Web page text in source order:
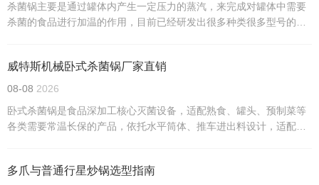
杀菌锅主要是通过罐体内产生一定压力的蒸汽，来完成对罐体中需要
杀菌的食品进行加温的作用，目前已经研发出很多种类很多型号的设
威特斯机械卧式杀菌锅厂家直销
08-08 2026
卧式杀菌锅是食品深加工核心灭菌设备，适配熟食、罐头、预制菜等
各类需要常温长保的产品，依托水平筒体、推车进出料设计，适配规
多爪与普通行星炒锅选型指南